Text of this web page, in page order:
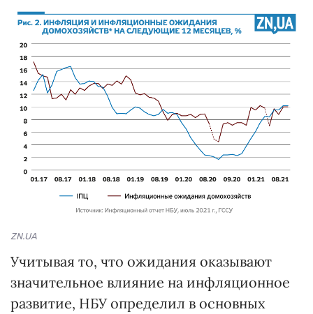
ZN.UA
Учитывая то, что ожидания оказывают
значительное влияние на инфляционное
развитие, НБУ определил в основных